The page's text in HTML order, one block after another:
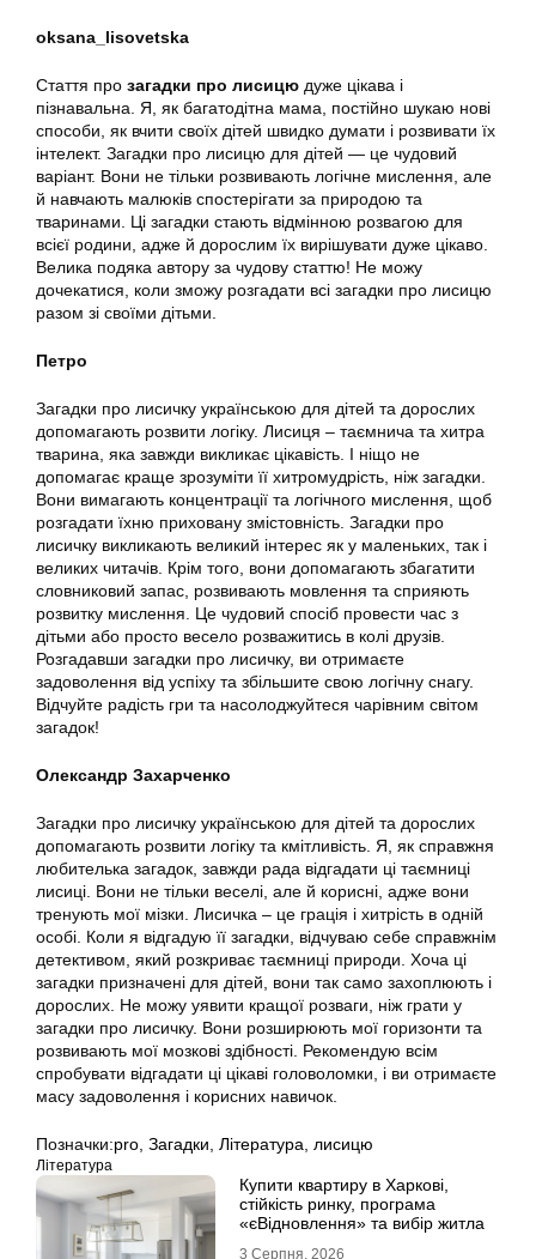
oksana_lisovetska
Стаття про загадки про лисицю дуже цікава і
пізнавальна. Я, як багатодітна мама, постійно шукаю нові
способи, як вчити своїх дітей швидко думати і розвивати їх
інтелект. Загадки про лисицю для дітей — це чудовий
варіант. Вони не тільки розвивають логічне мислення, але
й навчають малюків спостерігати за природою та
тваринами. Ці загадки стають відмінною розвагою для
всієї родини, адже й дорослим їх вирішувати дуже цікаво.
Велика подяка автору за чудову статтю! Не можу
дочекатися, коли зможу розгадати всі загадки про лисицю
разом зі своїми дітьми.
Петро
Загадки про лисичку українською для дітей та дорослих
допомагають розвити логіку. Лисиця – таємнича та хитра
тварина, яка завжди викликає цікавість. І ніщо не
допомагає краще зрозуміти її хитромудрість, ніж загадки.
Вони вимагають концентрації та логічного мислення, щоб
розгадати їхню приховану змістовність. Загадки про
лисичку викликають великий інтерес як у маленьких, так і
великих читачів. Крім того, вони допомагають збагатити
словниковий запас, розвивають мовлення та сприяють
розвитку мислення. Це чудовий спосіб провести час з
дітьми або просто весело розважитись в колі друзів.
Розгадавши загадки про лисичку, ви отримаєте
задоволення від успіху та збільшите свою логічну снагу.
Відчуйте радість гри та насолоджуйтеся чарівним світом
загадок!
Олександр Захарченко
Загадки про лисичку українською для дітей та дорослих
допомагають розвити логіку та кмітливість. Я, як справжня
любителька загадок, завжди рада відгадати ці таємниці
лисиці. Вони не тільки веселі, але й корисні, адже вони
тренують мої мізки. Лисичка – це грація і хитрість в одній
особі. Коли я відгадую її загадки, відчуваю себе справжнім
детективом, який розкриває таємниці природи. Хоча ці
загадки призначені для дітей, вони так само захоплюють і
дорослих. Не можу уявити кращої розваги, ніж грати у
загадки про лисичку. Вони розширюють мої горизонти та
розвивають мої мозкові здібності. Рекомендую всім
спробувати відгадати ці цікаві головоломки, і ви отримаєте
масу задоволення і корисних навичок.
Позначки:pro Загадки Література лисицю
Література
Купити квартиру в Харкові,
стійкість ринку, програма
«єВідновлення» та вибір житла
3 Серпня, 2026